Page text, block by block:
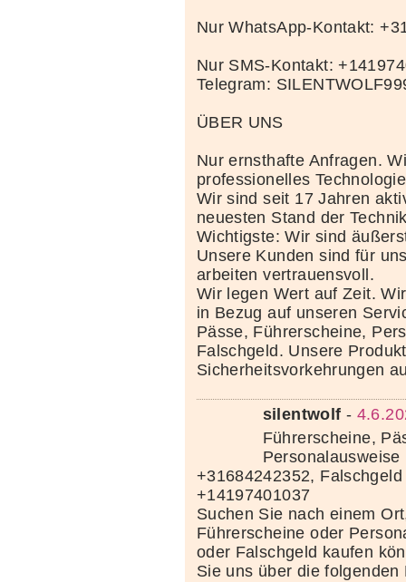
Nur WhatsApp-Kontakt:
Nur SMS-Kontakt:
Telegram:
ÜBER UNS
Nur ernsthafte Anfragen.
professionelles
Wir sind seit 17 Jahren
neuesten Stand der
Wichtigste: Wir sind
Unsere Kunden sind für
arbeiten vertrauensvoll.
Wir legen Wert auf Zeit.
in Bezug auf unseren
Pässe, Führerscheine,
Falschgeld. Unsere
Sicherheitsvorkehrungen
silentwolf -
Führerscheine,
+31684242352,
+14197401037
Suchen Sie nach einem
Führerscheine oder
oder Falschgeld kaufen
Sie uns über die folgenden